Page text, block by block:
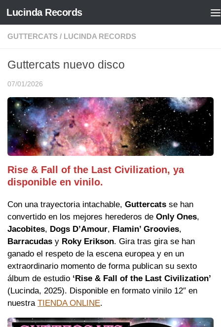
Saltar al contenido
Lucinda Records
GUTTERCATS / LUCINDA RECORDS
Guttercats nuevo disco
07/01/2026
Rise & Fall of the Last Civilization, ya
disponible en vinilo.
Con una trayectoria intachable, Guttercats se han
convertido en los mejores herederos de Only Ones,
Jacobites, Dogs D’Amour, Flamin’ Groovies,
Barracudas y Roky Erikson. Gira tras gira se han
ganado el respeto de la escena europea y en un
extraordinario momento de forma publican su sexto
álbum de estudio ‘Rise & Fall of the Last Civilization’
(Lucinda, 2025). Disponible en formato vinilo 12″ en
nuestra TIENDA ONLINE.